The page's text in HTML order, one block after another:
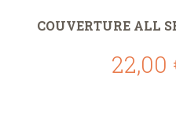
COUVERTURE ALL
22,00